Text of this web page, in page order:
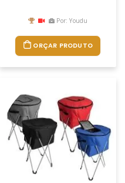
Por: Youdu
ORÇAR PRODUTO